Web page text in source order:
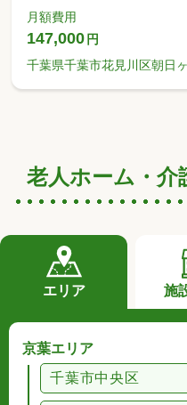
月額費用
147,000 円
千葉県千葉市花見川区朝日
老人ホーム・介
エリア 施
京葉エリア
千葉市中央区